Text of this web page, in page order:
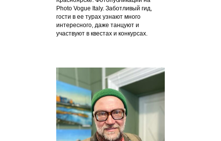
Photo Vogue Italy. Заботливый гид,
гости в ее турах узнают много
интересного, даже танцуют и
участвуют в квестах и конкурсах.